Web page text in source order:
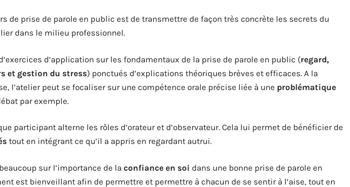
de prise de parole en public est de transmettre de façon très concrète les secrets du
dans le milieu professionnel.
d’application sur les fondamentaux de la prise de parole en public (regard,
et gestion du stress) ponctués d’explications théoriques brèves et efficaces. A la
l’atelier peut se focaliser sur une compétence orale précise liée à une problématique
par exemple.
participant alterne les rôles d’orateur et d’observateur. Cela lui permet de bénéficier de
tout en intégrant ce qu’il a appris en regardant autrui.
sur l’importance de la confiance en soi dans une bonne prise de parole en
est bienveillant afin de permettre et permettre à chacun de se sentir à l’aise, tout en